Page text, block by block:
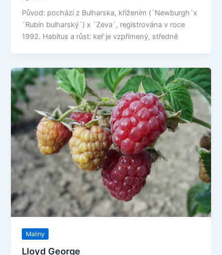
Původ: pochází z Bulharska, křížením (´Newburgh´x
´Rubín bulharský´) x ´Zeva´, registrována v roce
1992. Habitus a růst: keř je vzpřímený, středně
Maliny
Lloyd George